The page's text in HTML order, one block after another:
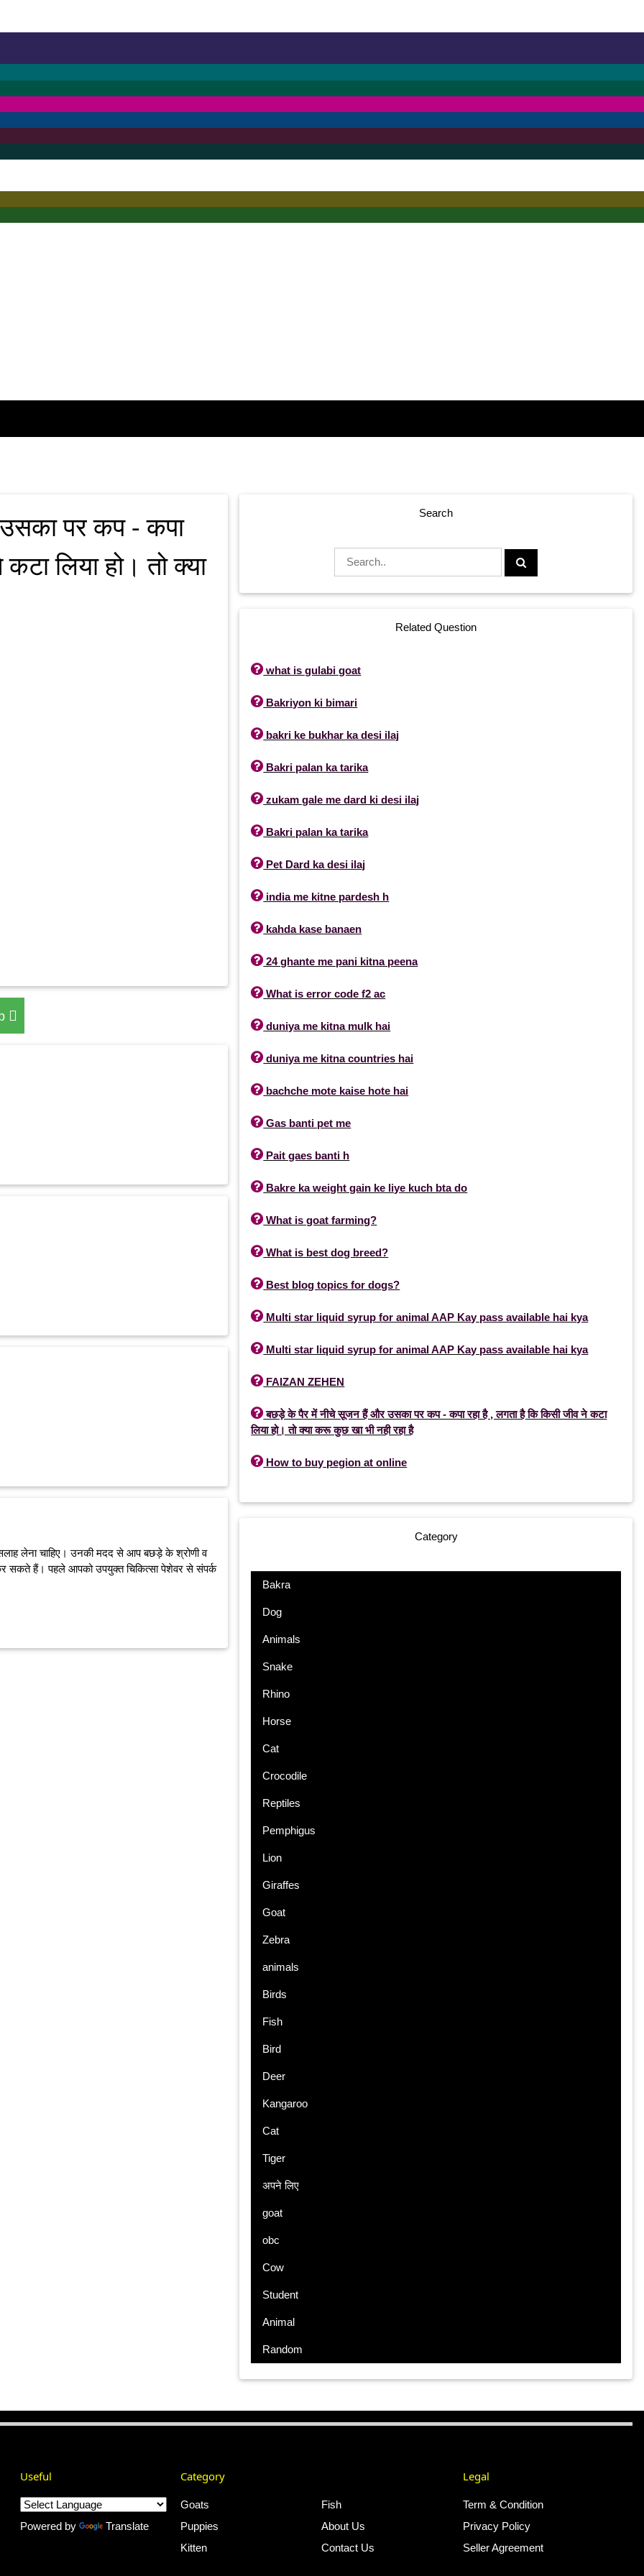
पर कप - कपा
लिया हो। तो क्या
लेना चाहिए। उनकी मदद से आप बछड़े के श्रोणी व
सकते हैं। पहले आपको उपयुक्त चिकित्सा पेशेवर से संपर्क
Search
Related Question
what is gulabi goat
Bakriyon ki bimari
bakri ke bukhar ka desi ilaj
Bakri palan ka tarika
zukam gale me dard ki desi ilaj
Bakri palan ka tarika
Pet Dard ka desi ilaj
india me kitne pardesh h
kahda kase banaen
24 ghante me pani kitna peena
What is error code f2 ac
duniya me kitna mulk hai
duniya me kitna countries hai
bachche mote kaise hote hai
Gas banti pet me
Pait gaes banti h
Bakre ka weight gain ke liye kuch bta do
What is goat farming?
What is best dog breed?
Best blog topics for dogs?
Multi star liquid syrup for animal AAP Kay pass available hai kya
Multi star liquid syrup for animal AAP Kay pass available hai kya
FAIZAN ZEHEN
बछड़े के पैर में नीचे सूजन हैं और उसका पर कप - कपा रहा है , लगता है कि किसी जीव ने कटा
लिया हो। तो क्या करू कुछ खा भी नही रहा है
How to buy pegion at online
Category
Bakra
Dog
Animals
Snake
Rhino
Horse
Cat
Crocodile
Reptiles
Pemphigus
Lion
Giraffes
Goat
Zebra
animals
Birds
Fish
Bird
Deer
Kangaroo
Cat
Tiger
अपने लिए
goat
obc
Cow
Student
Animal
Random
Useful
Powered by Translate
Category
Goats
Puppies
Kitten
Fish
About Us
Contact Us
Legal
Term & Condition
Privacy Policy
Seller Agreement